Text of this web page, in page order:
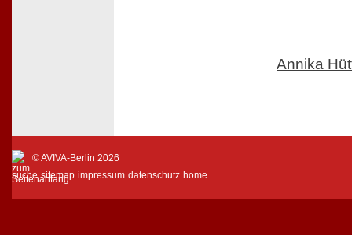
Annika
© AVIVA-Berlin 2026
suche sitemap impressum datenschutz home